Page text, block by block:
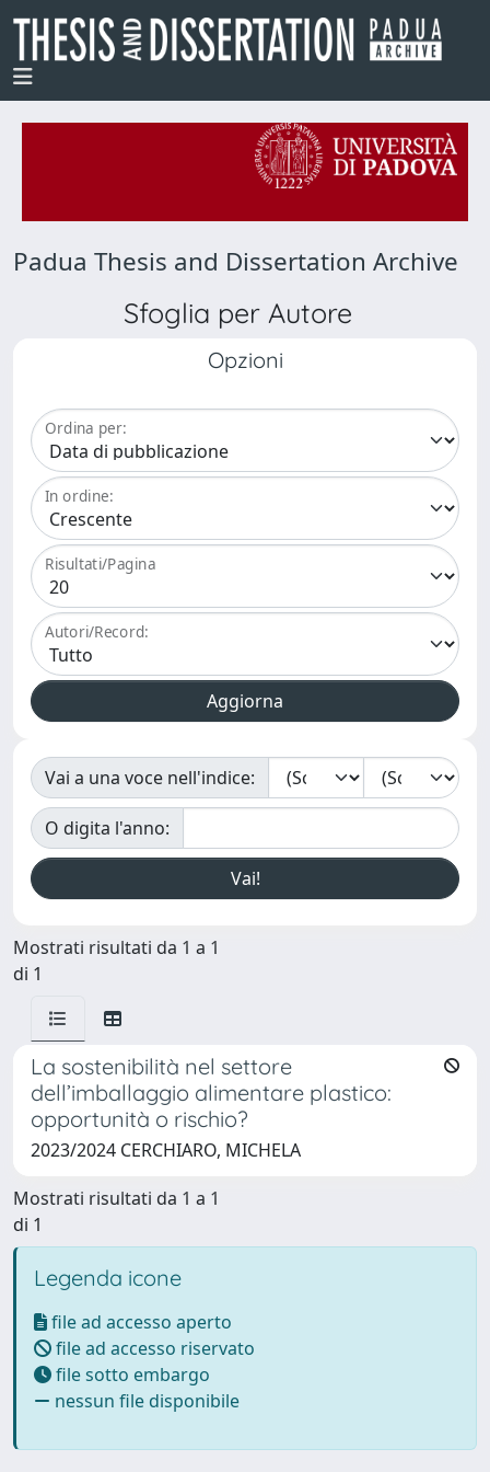
Padua Thesis and Dissertation Archive
Sfoglia per Autore
Opzioni
Ordina per:
In ordine:
Risultati/Pagina
Autori/Record:
Vai a una voce nell'indice:
O digita l'anno:
Mostrati risultati da 1 a 1
di 1
La sostenibilità nel settore
dell’imballaggio alimentare plastico:
opportunità o rischio?
2023/2024 CERCHIARO, MICHELA
Mostrati risultati da 1 a 1
di 1
Legenda icone
file ad accesso aperto
file ad accesso riservato
file sotto embargo
nessun file disponibile